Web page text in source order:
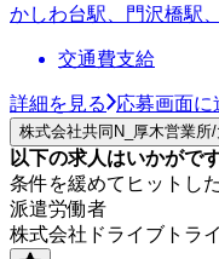
かしわ台駅、門沢橋駅
交通費支給
詳細を見る 応募画面に
株式会社共同N_厚木営業所
以下の求人はいかがで
条件を緩めてヒットし
派遣労働者
株式会社ドライブトラ